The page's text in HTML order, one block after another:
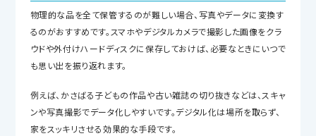
物理的な品を全て保管するのが難しい場合、写真やデータに変換す
るのがおすすめです。スマホやデジタルカメラで撮影した画像をクラ
ウドや外付けハードディスクに保存しておけば、必要なときにいつで
も思い出を振り返れます。
例えば、かさばる子どもの作品や古い雑誌の切り抜きなどは、スキャ
ンや写真撮影でデータ化しやすいです。デジタル化は場所を取らず、
家をスッキリさせる効果的な手段です。